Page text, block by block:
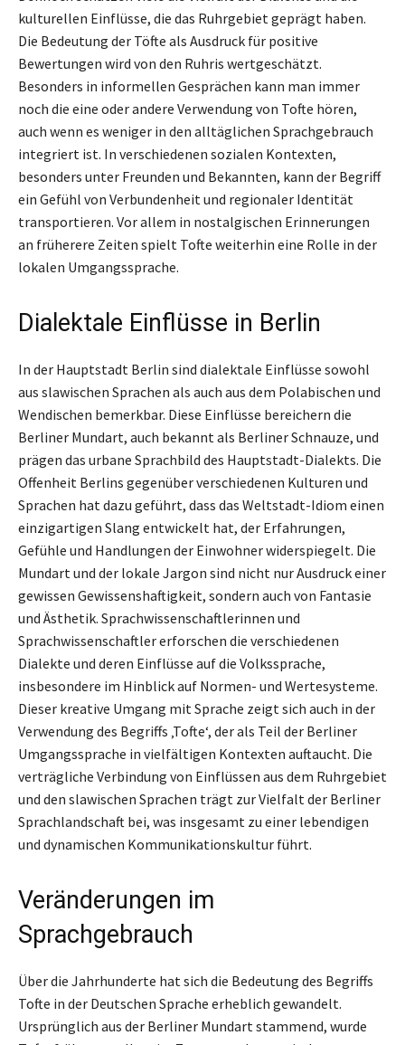
kulturellen Einflüsse, die das Ruhrgebiet geprägt haben.
Die Bedeutung der Töfte als Ausdruck für positive
Bewertungen wird von den Ruhris wertgeschätzt.
Besonders in informellen Gesprächen kann man immer
noch die eine oder andere Verwendung von Tofte hören,
auch wenn es weniger in den alltäglichen Sprachgebrauch
integriert ist. In verschiedenen sozialen Kontexten,
besonders unter Freunden und Bekannten, kann der Begriff
ein Gefühl von Verbundenheit und regionaler Identität
transportieren. Vor allem in nostalgischen Erinnerungen
an früherere Zeiten spielt Tofte weiterhin eine Rolle in der
lokalen Umgangssprache.
Dialektale Einflüsse in Berlin
In der Hauptstadt Berlin sind dialektale Einflüsse sowohl
aus slawischen Sprachen als auch aus dem Polabischen und
Wendischen bemerkbar. Diese Einflüsse bereichern die
Berliner Mundart, auch bekannt als Berliner Schnauze, und
prägen das urbane Sprachbild des Hauptstadt-Dialekts. Die
Offenheit Berlins gegenüber verschiedenen Kulturen und
Sprachen hat dazu geführt, dass das Weltstadt-Idiom einen
einzigartigen Slang entwickelt hat, der Erfahrungen,
Gefühle und Handlungen der Einwohner widerspiegelt. Die
Mundart und der lokale Jargon sind nicht nur Ausdruck einer
gewissen Gewissenshaftigkeit, sondern auch von Fantasie
und Ästhetik. Sprachwissenschaftlerinnen und
Sprachwissenschaftler erforschen die verschiedenen
Dialekte und deren Einflüsse auf die Volkssprache,
insbesondere im Hinblick auf Normen- und Wertesysteme.
Dieser kreative Umgang mit Sprache zeigt sich auch in der
Verwendung des Begriffs ‚Tofte‘, der als Teil der Berliner
Umgangssprache in vielfältigen Kontexten auftaucht. Die
verträgliche Verbindung von Einflüssen aus dem Ruhrgebiet
und den slawischen Sprachen trägt zur Vielfalt der Berliner
Sprachlandschaft bei, was insgesamt zu einer lebendigen
und dynamischen Kommunikationskultur führt.
Veränderungen im
Sprachgebrauch
Über die Jahrhunderte hat sich die Bedeutung des Begriffs
Tofte in der Deutschen Sprache erheblich gewandelt.
Ursprünglich aus der Berliner Mundart stammend, wurde